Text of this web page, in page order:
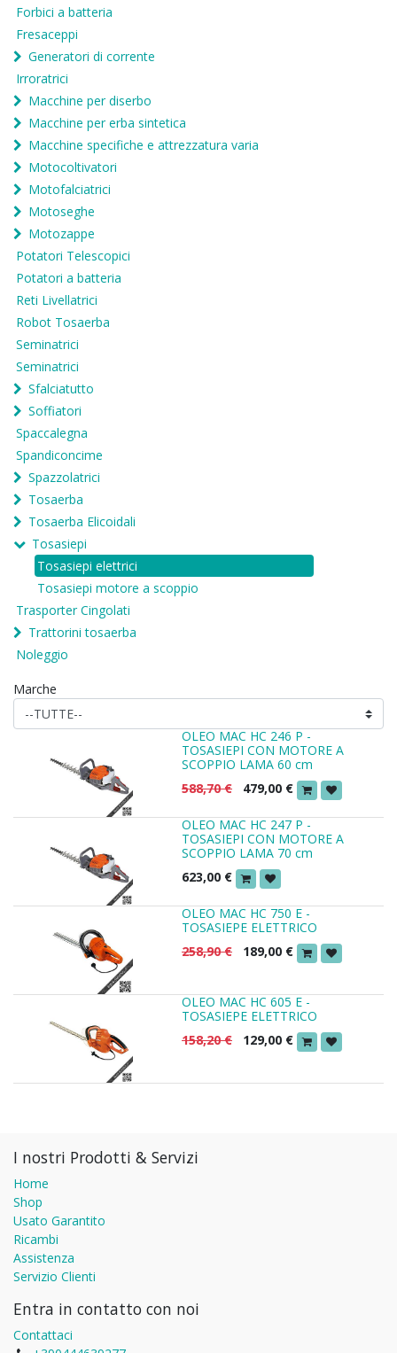
Forbici a batteria
Fresaceppi
Generatori di corrente
Irroratrici
Macchine per diserbo
Macchine per erba sintetica
Macchine specifiche e attrezzatura varia
Motocoltivatori
Motofalciatrici
Motoseghe
Motozappe
Potatori Telescopici
Potatori a batteria
Reti Livellatrici
Robot Tosaerba
Seminatrici
Seminatrici
Sfalciatutto
Soffiatori
Spaccalegna
Spandiconcime
Spazzolatrici
Tosaerba
Tosaerba Elicoidali
Tosasiepi
Tosasiepi elettrici
Tosasiepi motore a scoppio
Trasporter Cingolati
Trattorini tosaerba
Noleggio
Marche
OLEO MAC HC 246 P -
TOSASIEPI CON MOTORE A
SCOPPIO LAMA 60 cm
588,70€ 479,00 €
OLEO MAC HC 247 P -
TOSASIEPI CON MOTORE A
SCOPPIO LAMA 70 cm
623,00 €
OLEO MAC HC 750 E -
TOSASIEPE ELETTRICO
258,90€ 189,00 €
OLEO MAC HC 605 E -
TOSASIEPE ELETTRICO
158,20€ 129,00 €
I nostri Prodotti & Servizi
Home
Shop
Usato Garantito
Ricambi
Assistenza
Servizio Clienti
Entra in contatto con noi
Contattaci